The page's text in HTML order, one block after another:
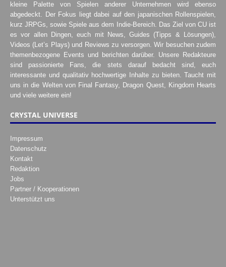
kleine Palette von Spielen anderer Unternehmen wird ebenso
abgedeckt. Der Fokus liegt dabei auf den japanischen Rollenspielen,
kurz JRPGs, sowie Spiele aus dem Indie-Bereich. Das Ziel von CU ist
es vor allen Dingen, euch mit News, Guides (Tipps & Lösungen),
Videos (Let’s Plays) und Reviews zu versorgen. Wir besuchen zudem
themenbezogene Events und berichten darüber. Unsere Redakteure
sind passionierte Fans, die stets darauf bedacht sind, euch
interessante und qualitativ hochwertige Inhalte zu bieten. Taucht mit
uns in die Welten von Final Fantasy, Dragon Quest, Kingdom Hearts
und viele weitere ein!
CRYSTAL UNIVERSE
Impressum
Datenschutz
Kontakt
Redaktion
Jobs
Partner / Kooperationen
Unterstützt uns